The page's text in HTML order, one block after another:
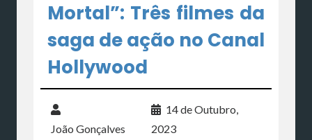
Mortal”: Três filmes da
saga de ação no Canal
Hollywood
João Gonçalves
14 de Outubro,
2023